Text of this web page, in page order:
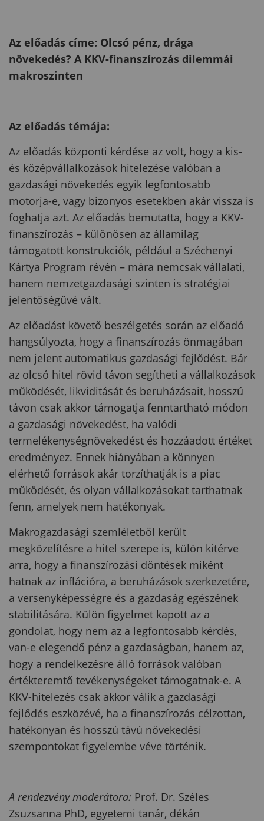
Az előadás címe: Olcsó pénz, drága
növekedés? A KKV-finanszírozás dilemmái
makroszinten
Az előadás témája:
Az előadás központi kérdése az volt, hogy a kis-
és középvállalkozások hitelezése valóban a
gazdasági növekedés egyik legfontosabb
motorja-e, vagy bizonyos esetekben akár vissza is
foghatja azt. Az előadás bemutatta, hogy a KKV-
finanszírozás – különösen az államilag
támogatott konstrukciók, például a Széchenyi
Kártya Program révén – mára nemcsak vállalati,
hanem nemzetgazdasági szinten is stratégiai
jelentőségűvé vált.
Az előadást követő beszélgetés során az előadó
hangsúlyozta, hogy a finanszírozás önmagában
nem jelent automatikus gazdasági fejlődést. Bár
az olcsó hitel rövid távon segítheti a vállalkozások
működését, likviditását és beruházásait, hosszú
távon csak akkor támogatja fenntartható módon
a gazdasági növekedést, ha valódi
termelékenységnövekedést és hozzáadott értéket
eredményez. Ennek hiányában a könnyen
elérhető források akár torzíthatják is a piac
működését, és olyan vállalkozásokat tarthatnak
fenn, amelyek nem hatékonyak.
Makrogazdasági szemléletből került
megközelítésre a hitel szerepe is, külön kitérve
arra, hogy a finanszírozási döntések miként
hatnak az inflációra, a beruházások szerkezetére,
a versenyképességre és a gazdaság egészének
stabilitására. Külön figyelmet kapott az a
gondolat, hogy nem az a legfontosabb kérdés,
van-e elegendő pénz a gazdaságban, hanem az,
hogy a rendelkezésre álló források valóban
értékteremtő tevékenységeket támogatnak-e. A
KKV-hitelezés csak akkor válik a gazdasági
fejlődés eszközévé, ha a finanszírozás célzottan,
hatékonyan és hosszú távú növekedési
szempontokat figyelembe véve történik.
A rendezvény moderátora: Prof. Dr. Széles
Zsuzsanna PhD, egyetemi tanár, dékán